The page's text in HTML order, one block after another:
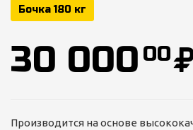
Бочка 180 кг
30 000 00
Производится на основе